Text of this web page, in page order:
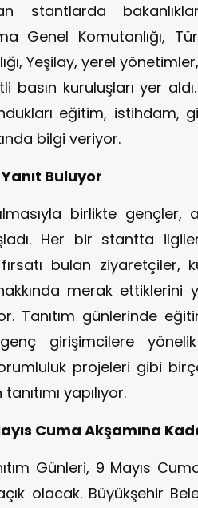
stantlarda
Genel Komutanlığı,
Yeşilay, yerel
kuruluşları yer aldı.
eğitim, istihdam,
bilgi veriyor.
Buluyor
birlikte gençler,
Her bir stantta
bulan ziyaretçiler,
merak ettiklerini
Tanıtım günlerinde
girişimcilere
projeleri gibi
yapılıyor.
Cuma Akşamına
Günleri, 9 Mayıs
olacak. Büyükşehir